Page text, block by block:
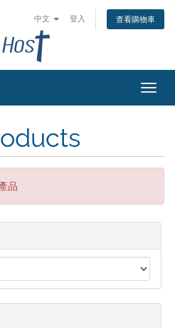
中文 登入 查看購物車
切
換
品